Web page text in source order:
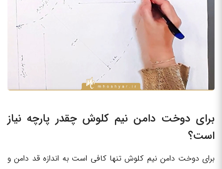
برای دوخت دامن نیم کلوش چقدر پارچه نیاز
است؟
برای دوخت دامن نیم کلوش تنها کافی است به اندازه قد دامن و